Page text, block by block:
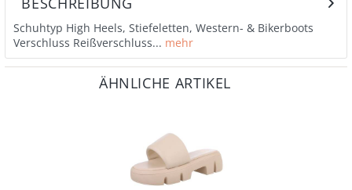
Schuhtyp High Heels, Stiefeletten, Western- & Bikerboots
Verschluss Reißverschluss... mehr
ÄHNLICHE ARTIKEL